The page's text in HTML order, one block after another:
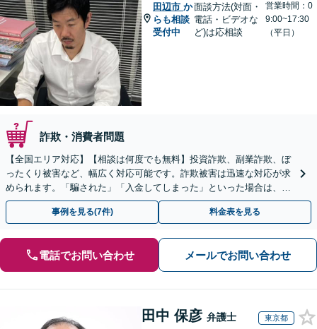
田辺市 か
らも相談
受付中
面談方法(対面・
電話・ビデオな
ど)は応相談
営業時間：0
9:00~17:30
（平日）
詐欺・消費者問題
【全国エリア対応】【相談は何度でも無料】投資詐欺、副業詐欺、ぼ
ったくり被害など、幅広く対応可能です。詐欺被害は迅速な対応が求
められます。「騙された」「入金してしまった」といった場合は、お
早めにご相談ください。【電話・メール・WEB相談可】
事例を見る(7件) 料金表を見る
電話でお問い合わせ メールでお問い合わせ
田中 保彦 弁護士 東京都